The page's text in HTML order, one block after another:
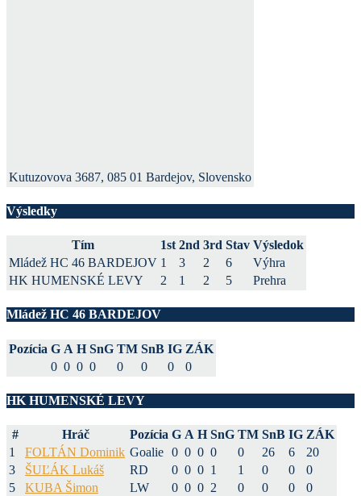
Kutuzovova 3687, 085 01 Bardejov, Slovensko
Výsledky
Tím 1st 2nd 3rd Stav Výsledok
Mládež HC 46 BARDEJOV 1 3 2 6
Výhra
HK HUMENSKÉ LEVY
2 1 2 5 Prehra
Mládež HC 46 BARDEJOV
Pozícia G A H SnG TM SnB IG ZÁK
0 0 0 0 0 0 0 0
HK HUMENSKÉ LEVY
# Hráč Pozícia G A H SnG TM SnB IG ZÁK
1
FOLTÁN Dominik Goalie 0 0 0 0 0 26 6
20
3
ŠUĽÁK Lukáš RD 0 0 0 1 1 0 0
0
5
KUBA Šimon LW 0 0 0 2 0 0 0
0